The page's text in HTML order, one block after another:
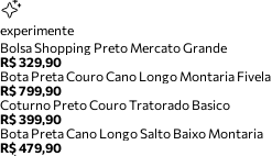
experimente
Bolsa Shopping Preto Mercato Grande
R$ 329,90
Bota Preta Couro Cano Longo Montaria Fivela
R$ 799,90
Coturno Preto Couro Tratorado Basico
R$ 399,90
Bota Preta Cano Longo Salto Baixo Montaria
R$ 479,90